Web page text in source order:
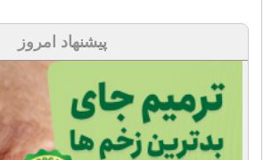
پیشنهاد امروز